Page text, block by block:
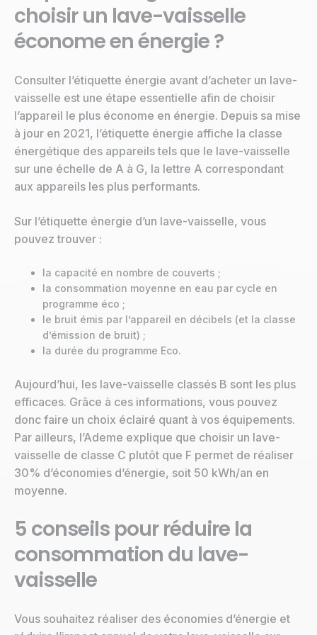
choisir un lave-vaisselle
économe en énergie ?
Consulter l’étiquette énergie avant d’acheter un lave-
vaisselle est une étape essentielle afin de choisir
l’appareil le plus économe en énergie. Depuis sa mise
à jour en 2021, l’étiquette énergie affiche la classe
énergétique des appareils tels que le lave-vaisselle
sur une échelle de A à G, la lettre A correspondant
aux appareils les plus performants.
Sur l’étiquette énergie d’un lave-vaisselle, vous
pouvez trouver :
la capacité en nombre de couverts ;
la consommation moyenne en eau par cycle en
programme éco ;
le bruit émis par l’appareil en décibels (et la classe
d’émission de bruit) ;
la durée du programme Eco.
Aujourd’hui, les lave-vaisselle classés B sont les plus
efficaces. Grâce à ces informations, vous pouvez
donc faire un choix éclairé quant à vos équipements.
Par ailleurs, l’Ademe explique que choisir un lave-
vaisselle de classe C plutôt que F permet de réaliser
30% d’économies d’énergie, soit 50 kWh/an en
moyenne.
5 conseils pour réduire la
consommation du lave-
vaisselle
Vous souhaitez réaliser des économies d’énergie et